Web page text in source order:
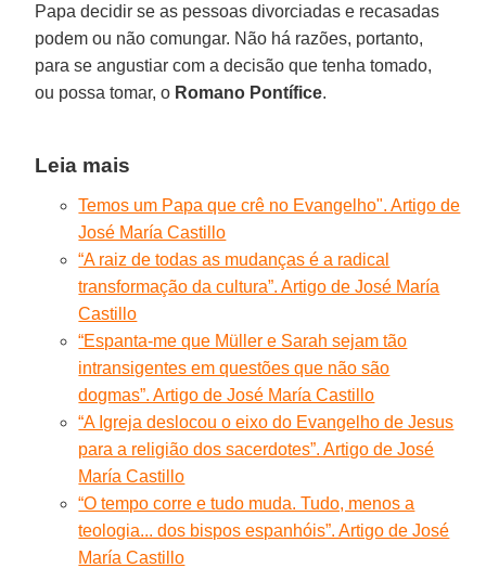
Papa decidir se as pessoas divorciadas e recasadas
podem ou não comungar. Não há razões, portanto,
para se angustiar com a decisão que tenha tomado,
ou possa tomar, o Romano Pontífice.
Leia mais
Temos um Papa que crê no Evangelho". Artigo de
José María Castillo
“A raiz de todas as mudanças é a radical
transformação da cultura”. Artigo de José María
Castillo
“Espanta-me que Müller e Sarah sejam tão
intransigentes em questões que não são
dogmas”. Artigo de José María Castillo
“A Igreja deslocou o eixo do Evangelho de Jesus
para a religião dos sacerdotes”. Artigo de José
María Castillo
“O tempo corre e tudo muda. Tudo, menos a
teologia... dos bispos espanhóis”. Artigo de José
María Castillo